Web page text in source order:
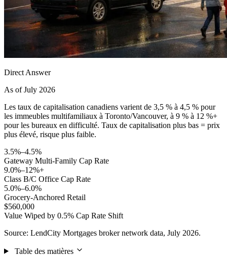
Direct Answer
As of July 2026
Les taux de capitalisation canadiens varient de 3,5 % à 4,5 % pour
les immeubles multifamiliaux à Toronto/Vancouver, à 9 % à 12 %+
pour les bureaux en difficulté. Taux de capitalisation plus bas = prix
plus élevé, risque plus faible.
3.5%–4.5%
Gateway Multi-Family Cap Rate
9.0%–12%+
Class B/C Office Cap Rate
5.0%–6.0%
Grocery-Anchored Retail
$560,000
Value Wiped by 0.5% Cap Rate Shift
Source: LendCity Mortgages broker network data, July 2026.
Table des matières